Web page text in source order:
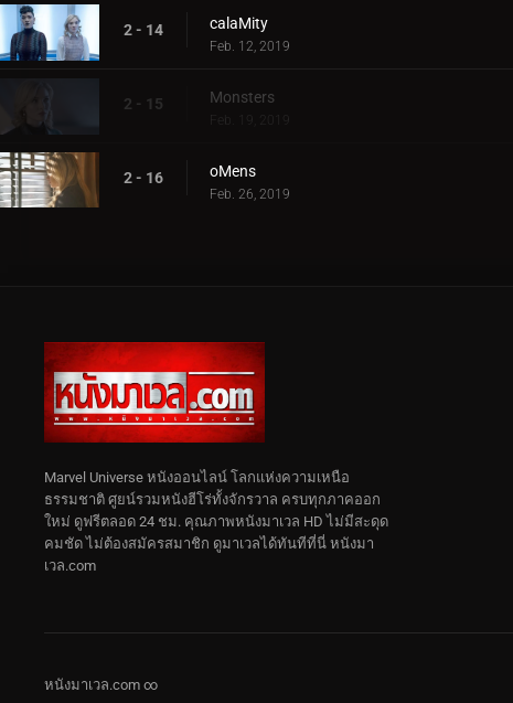
2 - 14 calaMity
Feb. 12, 2019
2 - 15 Monsters
Feb. 19, 2019
2 - 16 oMens
Feb. 26, 2019
Marvel Universe หนังออนไลน์ โลกแห่งความเหนือ
ธรรมชาติ ศูยน์รวมหนังฮีโร่ทั้งจักรวาล ครบทุกภาคออก
ใหม่ ดูฟรีตลอด 24 ชม. คุณภาพหนังมาเวล HD ไม่มีสะดุด
คมชัด ไม่ต้องสมัครสมาชิก ดูมาเวลได้ทันทีที่นี่ หนังมา
เวล.com
หนังมาเวล.com ∞